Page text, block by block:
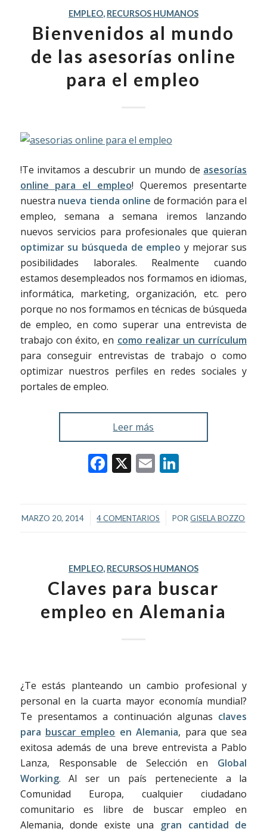
EMPLEO, RECURSOS HUMANOS
Bienvenidos al mundo
de las asesorías online
para el empleo
!Te invitamos a descubrir un mundo de asesorías
online para el empleo! Queremos presentarte
nuestra nueva tienda online de formación para el
empleo, semana a semana iremos lanzando
nuevos servicios para profesionales que quieran
optimizar su búsqueda de empleo y mejorar sus
posibilidades laborales. Realmente cuando
estamos desempleados nos formamos en idiomas,
informática, marketing, organización, etc. pero
porque no nos formamos en técnicas de búsqueda
de empleo, en como superar una entrevista de
trabajo con éxito, en como realizar un currículum
para conseguir entrevistas de trabajo o como
optimizar nuestros perfiles en redes sociales y
portales de empleo.
Leer más
Facebook
X EmailLinkedIn
MARZO 20, 2014
/ 4 COMENTARIOS
/ PORGISELA BOZZO
EMPLEO, RECURSOS HUMANOS
Claves para buscar
empleo en Alemania
¿Te estás planteando un cambio profesional y
personal en la cuarta mayor economía mundial?
Te presentamos a continuación algunas claves
para buscar empleo en Alemania, para que sea
exitosa además de una breve entrevista a Pablo
Lanza, Responsable de Selección en Global
Working. Al ser un país perteneciente a la
Comunidad Europa, cualquier ciudadano
comunitario es libre de buscar empleo en
Alemania, donde existe una gran cantidad de